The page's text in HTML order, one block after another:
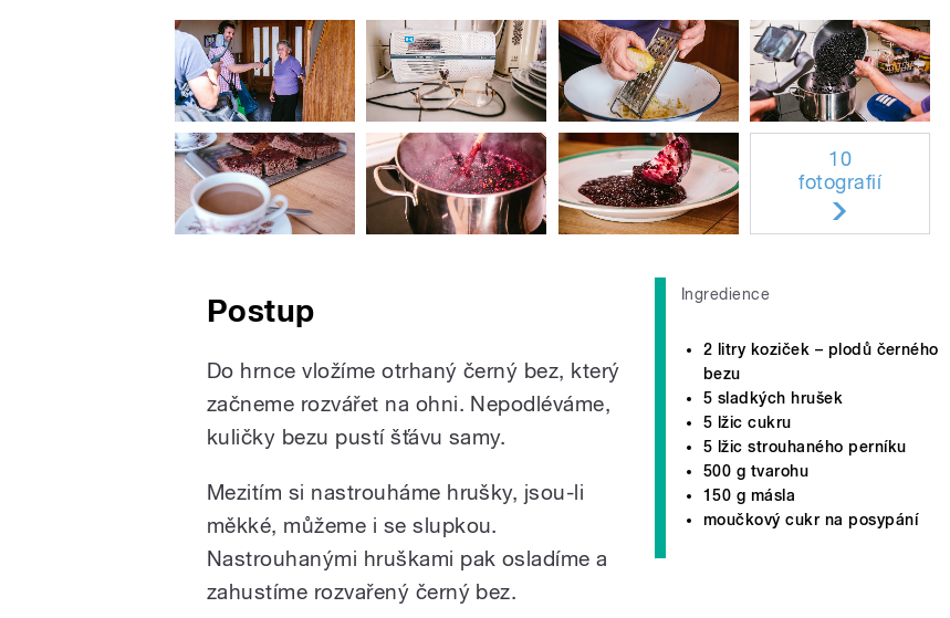
10
fotografií
Ingredience
2 litry koziček – plodů černého
bezu
5 sladkých hrušek
5 lžic cukru
5 lžic strouhaného perníku
500 g tvarohu
150 g másla
moučkový cukr na posypání
Postup
Do hrnce vložíme otrhaný černý bez, který
začneme rozvářet na ohni. Nepodléváme,
kuličky bezu pustí šťávu samy.
Mezitím si nastrouháme hrušky, jsou-li
měkké, můžeme i se slupkou.
Nastrouhanými hruškami pak osladíme a
zahustíme rozvařený černý bez.